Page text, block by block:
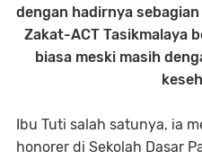
dengan hadirnya
Zakat-ACT Tasikmalaya
biasa meski masih
Ibu Tuti salah satunya, ia
honorer di Sekolah Dasar